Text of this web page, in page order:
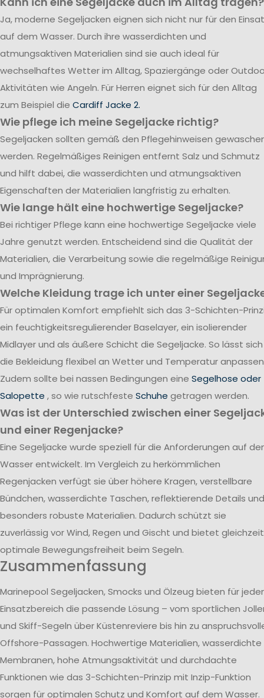
Ja, moderne Segeljacken eignen sich nicht nur für den
auf dem Wasser. Durch ihre wasserdichten und
atmungsaktiven Materialien sind sie auch ideal für
wechselhaftes Wetter im Alltag, Spaziergänge oder
Aktivitäten wie Angeln. Für Herren eignet sich für den Alltag
zum Beispiel die Cardiff Jacke 2.
Wie pflege ich meine Segeljacke richtig?
Segeljacken sollten gemäß den Pflegehinweisen
werden. Regelmäßiges Reinigen entfernt Salz und Schmutz
und hilft dabei, die wasserdichten und atmungsaktiven
Eigenschaften der Materialien langfristig zu erhalten.
Wie lange hält eine hochwertige Segeljacke?
Bei richtiger Pflege kann eine hochwertige Segeljacke viele
Jahre genutzt werden. Entscheidend sind die Qualität der
Materialien, die Verarbeitung sowie die regelmäßige
und Imprägnierung.
Welche Kleidung trage ich unter einer
Für optimalen Komfort empfiehlt sich das 3-Schichten-
ein feuchtigkeitsregulierender Baselayer, ein isolierender
Midlayer und als äußere Schicht die Segeljacke. So lässt sich
die Bekleidung flexibel an Wetter und Temperatur
Zudem sollte bei nassen Bedingungen eine Segelhose oder
Salopette , so wie rutschfeste Schuhe getragen werden.
Was ist der Unterschied zwischen einer
und einer Regenjacke?
Eine Segeljacke wurde speziell für die Anforderungen auf
Wasser entwickelt. Im Vergleich zu herkömmlichen
Regenjacken verfügt sie über höhere Kragen, verstellbare
Bündchen, wasserdichte Taschen, reflektierende Details und
besonders robuste Materialien. Dadurch schützt sie
zuverlässig vor Wind, Regen und Gischt und bietet
optimale Bewegungsfreiheit beim Segeln.
Zusammenfassung
Marinepool Segeljacken, Smocks und Ölzeug bieten für
Einsatzbereich die passende Lösung – vom sportlichen
und Skiff-Segeln über Küstenreviere bis hin zu
Offshore-Passagen. Hochwertige Materialien, wasserdichte
Membranen, hohe Atmungsaktivität und durchdachte
Funktionen wie das 3-Schichten-Prinzip mit Inzip-Funktion
sorgen für optimalen Schutz und Komfort auf dem Wasser.